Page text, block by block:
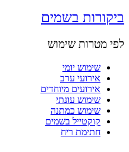
ביקורות בשמים
לפי מטרות שימוש
שימוש יומי
אירועי ערב
אירועים מיוחדים
שימוש עונתי
שימוש כמתנה
קוקטייל בשמים
חתימת ריח